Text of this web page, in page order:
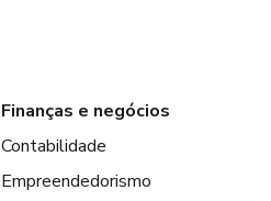
Finanças e negócios
Contabilidade
Empreendedorismo